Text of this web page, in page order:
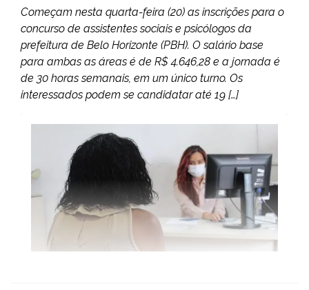
Começam nesta quarta-feira (20) as inscrições para o
concurso de assistentes sociais e psicólogos da
prefeitura de Belo Horizonte (PBH). O salário base
para ambas as áreas é de R$ 4.646,28 e a jornada é
de 30 horas semanais, em um único turno. Os
interessados podem se candidatar até 19 […]